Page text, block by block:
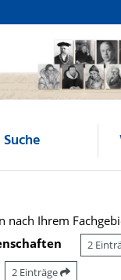
Suche
nach Ihrem
2
2 Einträge